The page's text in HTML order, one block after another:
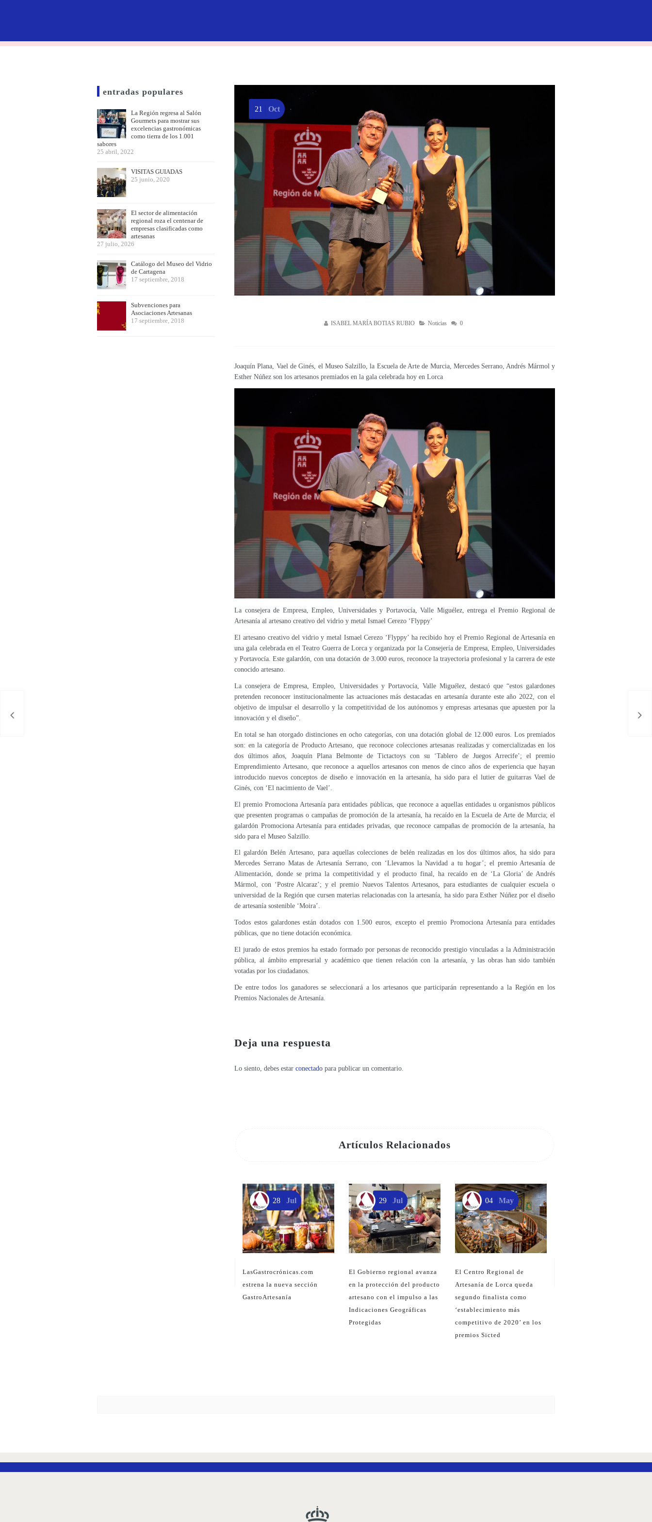
ISABEL MARÍA BOTIAS RUBIO Noticias 0
21 Oct
Joaquín Plana, Vael de Ginés, el Museo Salzillo, la Escuela de Arte de Murcia, Mercedes Serrano, Andrés Mármol y
Esther Núñez son los artesanos premiados en la gala celebrada hoy en Lorca
La consejera de Empresa, Empleo, Universidades y Portavocía, Valle Miguélez, entrega el Premio Regional de
Artesanía al artesano creativo del vidrio y metal Ismael Cerezo ‘Flyppy’
El artesano creativo del vidrio y metal Ismael Cerezo ‘Flyppy’ ha recibido hoy el Premio Regional de Artesanía en
una gala celebrada en el Teatro Guerra de Lorca y organizada por la Consejería de Empresa, Empleo, Universidades
y Portavocía. Este galardón, con una dotación de 3.000 euros, reconoce la trayectoria profesional y la carrera de este
conocido artesano.
La consejera de Empresa, Empleo, Universidades y Portavocía, Valle Miguélez, destacó que “estos galardones
pretenden reconocer institucionalmente las actuaciones más destacadas en artesanía durante este año 2022, con el
objetivo de impulsar el desarrollo y la competitividad de los autónomos y empresas artesanas que apuesten por la
innovación y el diseño”.
En total se han otorgado distinciones en ocho categorías, con una dotación global de 12.000 euros. Los premiados
son: en la categoría de Producto Artesano, que reconoce colecciones artesanas realizadas y comercializadas en los
dos últimos años, Joaquín Plana Belmonte de Tictactoys con su ‘Tablero de Juegos Arrecife’; el premio
Emprendimiento Artesano, que reconoce a aquellos artesanos con menos de cinco años de experiencia que hayan
introducido nuevos conceptos de diseño e innovación en la artesanía, ha sido para el lutier de guitarras Vael de
Ginés, con ‘El nacimiento de Vael’.
El premio Promociona Artesanía para entidades públicas, que reconoce a aquellas entidades u organismos públicos
que presenten programas o campañas de promoción de la artesanía, ha recaído en la Escuela de Arte de Murcia; el
galardón Promociona Artesanía para entidades privadas, que reconoce campañas de promoción de la artesanía, ha
sido para el Museo Salzillo.
El galardón Belén Artesano, para aquellas colecciones de belén realizadas en los dos últimos años, ha sido para
Mercedes Serrano Matas de Artesanía Serrano, con ‘Llevamos la Navidad a tu hogar’; el premio Artesanía de
Alimentación, donde se prima la competitividad y el producto final, ha recaído en de ‘La Gloria’ de Andrés
Mármol, con ‘Postre Alcaraz’; y el premio Nuevos Talentos Artesanos, para estudiantes de cualquier escuela o
universidad de la Región que cursen materias relacionadas con la artesanía, ha sido para Esther Núñez por el diseño
de artesanía sostenible ‘Moira’.
Todos estos galardones están dotados con 1.500 euros, excepto el premio Promociona Artesanía para entidades
públicas, que no tiene dotación económica.
El jurado de estos premios ha estado formado por personas de reconocido prestigio vinculadas a la Administración
pública, al ámbito empresarial y académico que tienen relación con la artesanía, y las obras han sido también
votadas por los ciudadanos.
De entre todos los ganadores se seleccionará a los artesanos que participarán representando a la Región en los
Premios Nacionales de Artesanía.
Deja una respuesta
Lo siento, debes estarconectado para publicar un comentario.
Artículos Relacionados
LasGastrocrónicas.com
estrena la nueva sección
GastroArtesanía
28 Jul
El Gobierno regional avanza
en la protección del producto
artesano con el impulso a las
Indicaciones Geográficas
Protegidas
29 Jul
El Centro Regional de
Artesanía de Lorca queda
segundo finalista como
‘establecimiento más
competitivo de 2020’ en los
premios Sicted
04 May
entradas populares
La Región regresa al Salón
Gourmets para mostrar sus
excelencias gastronómicas
como tierra de los 1.001
sabores
25 abril, 2022
VISITAS GUIADAS
25 junio, 2020
El sector de alimentación
regional roza el centenar de
empresas clasificadas como
artesanas
27 julio, 2026
Catálogo del Museo del Vidrio
de Cartagena
17 septiembre, 2018
Subvenciones para
Asociaciones Artesanas
17 septiembre, 2018